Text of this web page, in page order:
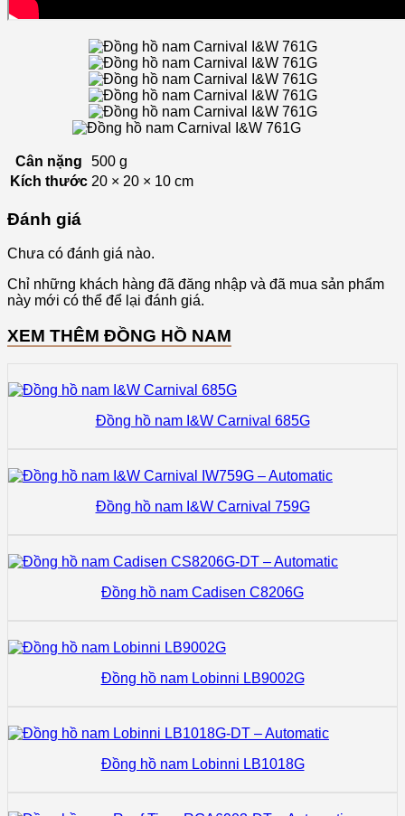
Cân nặng
500 g
Kích thước 20 × 20 × 10 cm
Đánh giá
Chưa có đánh giá nào.
Chỉ những khách hàng đã đăng nhập và đã mua sản phẩm
này mới có thể để lại đánh giá.
XEM THÊM ĐỒNG HỒ NAM
Đồng hồ nam I&W Carnival 685G
Đồng hồ nam I&W Carnival 759G
Đồng hồ nam Cadisen C8206G
Đồng hồ nam Lobinni LB9002G
Đồng hồ nam Lobinni LB1018G